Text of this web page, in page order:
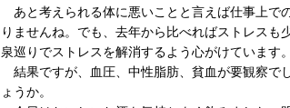
あと考えられる体に悪いことと言えば仕事上で
りませんね。でも、去年から比べればストレスも
泉巡りでストレスを解消するよう心がけています。
結果ですが、血圧、中性脂肪、貧血が要観察で
ょうか。